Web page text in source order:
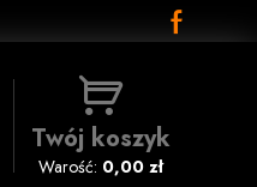
Twój koszyk
Warość: 0,00 zł